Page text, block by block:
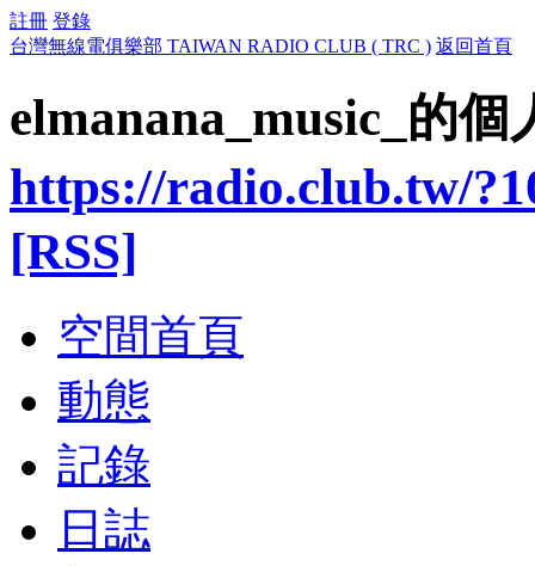
註冊 登錄
台灣無線電俱樂部 TAIWAN RADIO CLUB ( TRC ) 返回首頁
elmanana_music_的個
https://radio.club.tw/
[RSS]
空間首頁
動態
記錄
日誌